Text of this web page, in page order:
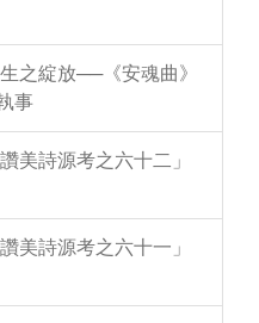
之綻放──《安魂曲》
事
美詩源考之六十二」
美詩源考之六十一」